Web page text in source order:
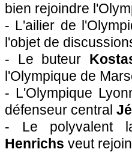
bien rejoindre
- L'ailier de
l'objet de
- Le buteur
l'Olympique de
- L'Olympique
défenseur central
- Le polyvalent
Henrichs veut